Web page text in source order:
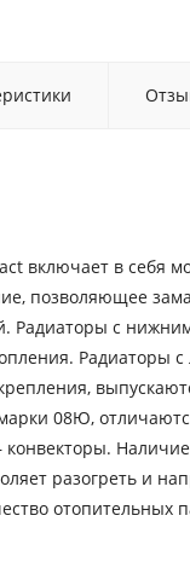
включает в
позволяющее
Радиаторы с
Радиаторы
08Ю,
разогреть и
отопительных